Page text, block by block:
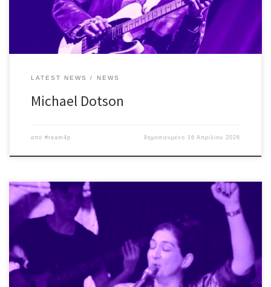
Special […]
LATEST NEWS NEWS
Michael Dotson
από #team4p δημοσιευμένο 16 Απριλίου 2026
Γεννημένη στα Πευκάκια Νέας Ιωνίας, η τραγουδοποιός Μαριάνα
Καλτσά έχει στο ενεργητικό της ένα CD σε παραγωγή &
ενορχήστρωση του Γιώργου Ανδρέου, με τη συμμετοχή του
Απόστολου Ρίζου, καθώς επίσης και πολλά ακόμη τραγούδια σε
συνεργασία με καταξιωμένος μουσικούς ♪ Η ίδια δηλώνει: “Σας